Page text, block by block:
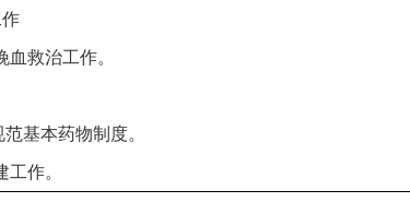
救治工作。
基本药物制度。
作。